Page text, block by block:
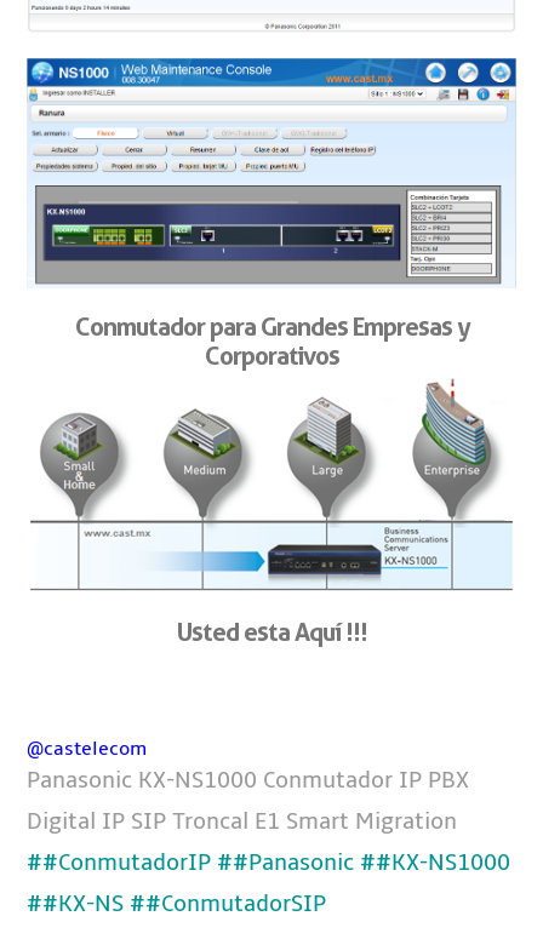
Conmutador para Grandes Empresas y
Corporativos
Usted esta Aquí !!!
@castelecom
Panasonic KX-NS1000 Conmutador IP PBX
Digital IP SIP Troncal E1 Smart Migration
##ConmutadorIP ##Panasonic ##KX-NS1000
##KX-NS ##ConmutadorSIP